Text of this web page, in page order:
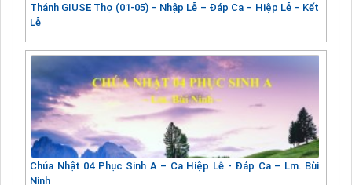
Thánh GIUSE Thợ (01-05) – Nhập Lễ – Đáp Ca – Hiệp Lễ – Kết
Lễ
Chúa Nhật 04 Phục Sinh A – Ca Hiệp Lễ - Đáp Ca – Lm. Bùi
Ninh